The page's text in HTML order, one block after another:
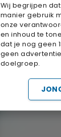
Wij begrijpen
manier gebruik
onze
en inhoud te
dat je nog geen
geen
doelgroep.